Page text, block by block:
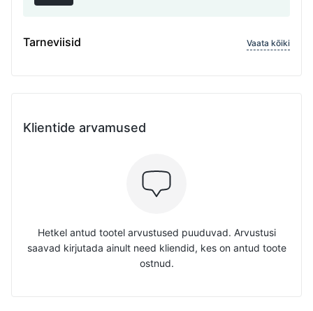
Tarneviisid Vaata kõiki
Klientide arvamused
Hetkel antud tootel arvustused puuduvad. Arvustusi
saavad kirjutada ainult need kliendid, kes on antud toote
ostnud.